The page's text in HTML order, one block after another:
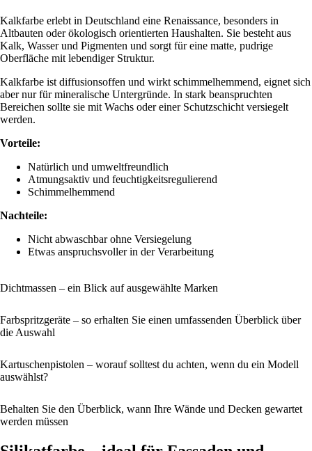
Kalkfarbe erlebt in Deutschland eine Renaissance, besonders in
Altbauten oder ökologisch orientierten Haushalten. Sie besteht aus
Kalk, Wasser und Pigmenten und sorgt für eine matte, pudrige
Oberfläche mit lebendiger Struktur.
Kalkfarbe ist diffusionsoffen und wirkt schimmelhemmend, eignet sich
aber nur für mineralische Untergründe. In stark beanspruchten
Bereichen sollte sie mit Wachs oder einer Schutzschicht versiegelt
werden.
Vorteile:
Natürlich und umweltfreundlich
Atmungsaktiv und feuchtigkeitsregulierend
Schimmelhemmend
Nachteile:
Nicht abwaschbar ohne Versiegelung
Etwas anspruchsvoller in der Verarbeitung
Dichtmassen – ein Blick auf ausgewählte Marken
Farbspritzgeräte – so erhalten Sie einen umfassenden Überblick über
die Auswahl
Kartuschenpistolen – worauf solltest du achten, wenn du ein Modell
auswählst?
Behalten Sie den Überblick, wann Ihre Wände und Decken gewartet
werden müssen